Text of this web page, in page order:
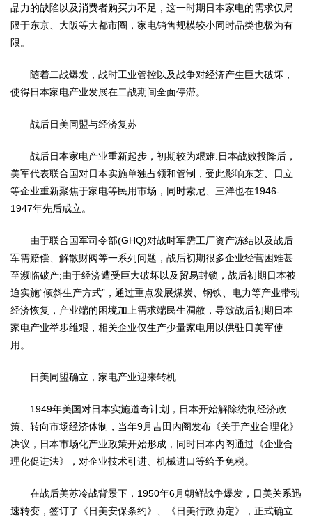
品力的缺陷以及消费者购买力不足，这一时期日本家电的需求仅局
限于东京、大阪等大都市圈，家电销售规模较小同时品类也极为有
限。
随着二战爆发，战时工业管控以及战争对经济产生巨大破坏，
使得日本家电产业发展在二战期间全面停滞。
战后日美同盟与经济复苏
战后日本家电产业重新起步，初期较为艰难:日本战败投降后，
美军代表联合国对日本实施单独占领和管制，受此影响东芝、日立
等企业重新聚焦于家电等民用市场，同时索尼、三洋也在1946-
1947年先后成立。
由于联合国军司令部(GHQ)对战时军需工厂资产冻结以及战后
军需赔偿、解散财阀等一系列问题，战后初期很多企业经营困难甚
至濒临破产;由于经济遭受巨大破坏以及贸易封锁，战后初期日本被
迫实施“倾斜生产方式”，通过重点发展煤炭、钢铁、电力等产业带动
经济恢复，产业端的困境加上需求端民生凋敝，导致战后初期日本
家电产业举步维艰，相关企业仅生产少量家电用以供驻日美军使
用。
日美同盟确立，家电产业迎来转机
1949年美国对日本实施道奇计划，日本开始解除统制经济政
策、转向市场经济体制，当年9月吉田内阁发布《关于产业合理化》
决议，日本市场化产业政策开始形成，同时日本内阁通过《企业合
理化促进法》，对企业技术引进、机械进口等给予免税。
在战后美苏冷战背景下，1950年6月朝鲜战争爆发，日美关系迅
速转变，签订了《日美安保条约》、《日美行政协定》，正式确立